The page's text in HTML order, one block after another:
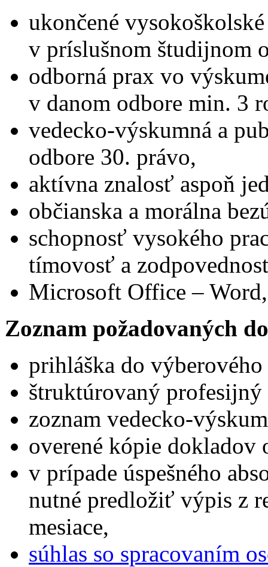
ukončené
v príslušnom študijnom
odborná prax vo
v danom odbore min. 3
vedecko-výskumná a
odbore 30. právo,
aktívna znalosť aspoň
občianska a morálna
schopnosť vysokého
tímovosť a
Microsoft Office –
Zoznam požadovaných
prihláška do
štruktúrovaný
zoznam vedecko-
overené kópie dokladov
v prípade úspešného
nutné predložiť výpis z
mesiace,
súhlas so spracovaním